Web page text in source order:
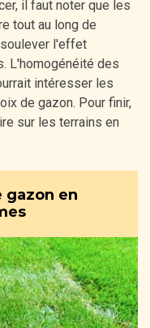
il faut noter que les
tout au long de
soulever l'effet
L'homogénéité des
intéresser les
de gazon. Pour finir,
sur les terrains en
gazon en